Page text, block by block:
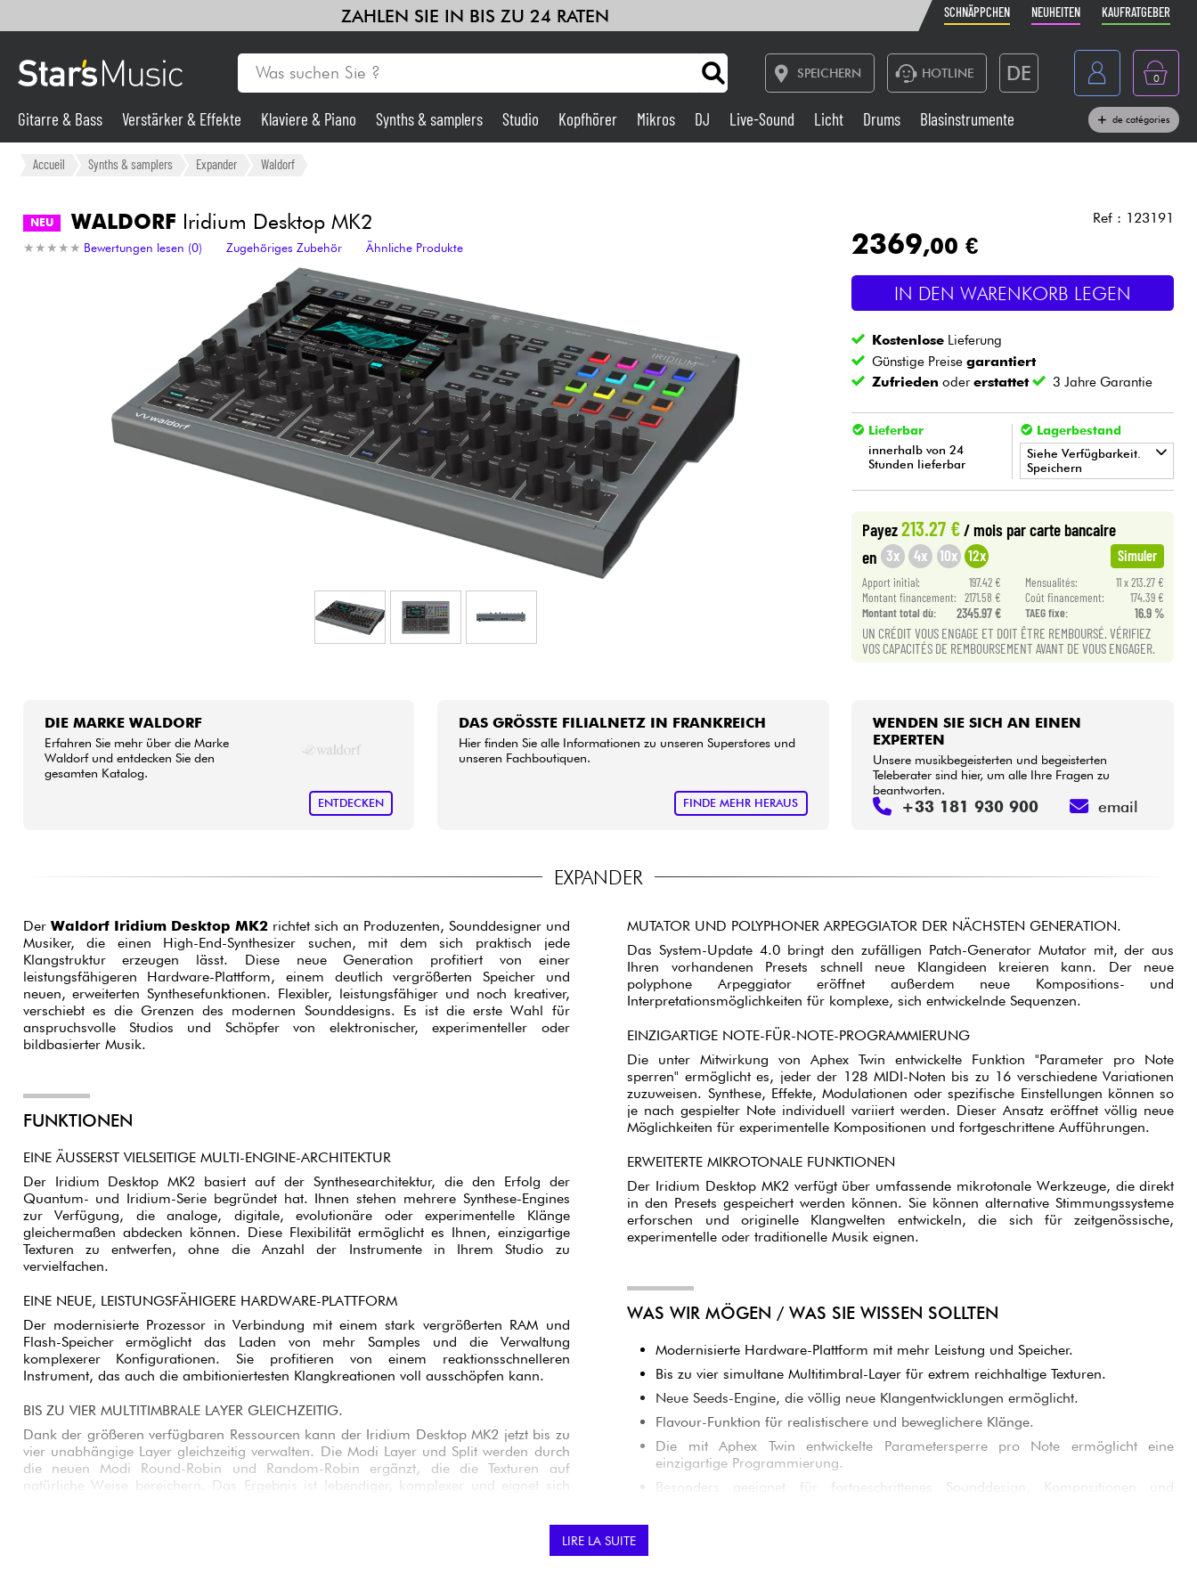
ZAHLEN SIE IN BIS ZU 24 RATEN SCHNÄPPCHEN NEUHEITEN KAUFRATGEBER
SPEICHERN HOTLINE DE
Belgique
Nederland
0
Gitarre & Bass
Synths & samplers
Live-Sound
Drums Blasinstrumente
Violinen & Quartett Kinder Kabel & Zubehöre
Bundle
Sehen Sie sich unsere Marken an
Gitarre & Bass Verstärker & Effekte Klaviere & Piano Synths & samplers Studio Kopfhörer Mikros DJ Live-Sound Licht Drums Blasinstrumente de catégories
Accueil Synths & samplers Expander Waldorf
NEU WALDORF Iridium Desktop MK2
★ ★ ★ ★ ★
★ ★ ★ ★ ★ Bewertungen lesen (0) Zugehöriges Zubehör Ähnliche Produkte
Ref : 123191
2369,00 €
IN DEN WARENKORB LEGEN
Kostenlose Lieferung
Günstige Preisegarantiert
Zufrieden odererstattet 3 Jahre Garantie
Lieferbar
innerhalb von 24
Stunden lieferbar
Lagerbestand
Siehe Verfügbarkeit.
Speichern
Payez213.27 €/ mois par carte bancaire
en 3x 4x 10x 12x Simuler
Apport initial: 197.42 € Mensualités:
11 x 213.27 €
Montant financement: 2171.58 € Coût financement:
174.39 €
Montant total dù:
2345.97 € TAEG fixe: 16.9 %
UN CRÉDIT VOUS ENGAGE ET DOIT ÊTRE REMBOURSÉ. VÉRIFIEZ
VOS CAPACITÉS DE REMBOURSEMENT AVANT DE VOUS ENGAGER.
DIE MARKE WALDORF
Erfahren Sie mehr über die Marke
Waldorf und entdecken Sie den
gesamten Katalog.
ENTDECKEN
DAS GRÖSSTE FILIALNETZ IN FRANKREICH
Hier finden Sie alle Informationen zu unseren Superstores und
unseren Fachboutiquen.
FINDE MEHR HERAUS
WENDEN SIE SICH AN EINEN
EXPERTEN
Unsere musikbegeisterten und begeisterten
Teleberater sind hier, um alle Ihre Fragen zu
beantworten.
+33 181 930 900 email
EXPANDER
Der Waldorf Iridium Desktop MK2richtet sich an Produzenten, Sounddesigner und
Musiker, die einen High-End-Synthesizer suchen, mit dem sich praktisch jede
Klangstruktur erzeugen lässt. Diese neue Generation profitiert von einer
leistungsfähigeren Hardware-Plattform, einem deutlich vergrößerten Speicher und
neuen, erweiterten Synthesefunktionen. Flexibler, leistungsfähiger und noch kreativer,
verschiebt es die Grenzen des modernen Sounddesigns. Es ist die erste Wahl für
anspruchsvolle Studios und Schöpfer von elektronischer, experimenteller oder
bildbasierter Musik.
FUNKTIONEN
EINE ÄUSSERST VIELSEITIGE MULTI-ENGINE-ARCHITEKTUR
Der Iridium Desktop MK2 basiert auf der Synthesearchitektur, die den Erfolg der
Quantum- und Iridium-Serie begründet hat. Ihnen stehen mehrere Synthese-Engines
zur Verfügung, die analoge, digitale, evolutionäre oder experimentelle Klänge
gleichermaßen abdecken können. Diese Flexibilität ermöglicht es Ihnen, einzigartige
Texturen zu entwerfen, ohne die Anzahl der Instrumente in Ihrem Studio zu
vervielfachen.
EINE NEUE, LEISTUNGSFÄHIGERE HARDWARE-PLATTFORM
Der modernisierte Prozessor in Verbindung mit einem stark vergrößerten RAM und
Flash-Speicher ermöglicht das Laden von mehr Samples und die Verwaltung
komplexerer Konfigurationen. Sie profitieren von einem reaktionsschnelleren
Instrument, das auch die ambitioniertesten Klangkreationen voll ausschöpfen kann.
BIS ZU VIER MULTITIMBRALE LAYER GLEICHZEITIG.
Dank der größeren verfügbaren Ressourcen kann der Iridium Desktop MK2 jetzt bis zu
vier unabhängige Layer gleichzeitig verwalten. Die Modi Layer und Split werden durch
die neuen Modi Round-Robin und Random-Robin ergänzt, die die Texturen auf
natürliche Weise bereichern. Das Ergebnis ist lebendiger, komplexer und eignet sich
MUTATOR UND POLYPHONER ARPEGGIATOR DER NÄCHSTEN GENERATION.
Das System-Update 4.0 bringt den zufälligen Patch-Generator Mutator mit, der aus
Ihren vorhandenen Presets schnell neue Klangideen kreieren kann. Der neue
polyphone Arpeggiator eröffnet außerdem neue Kompositions- und
Interpretationsmöglichkeiten für komplexe, sich entwickelnde Sequenzen.
EINZIGARTIGE NOTE-FÜR-NOTE-PROGRAMMIERUNG
Die unter Mitwirkung von Aphex Twin entwickelte Funktion "Parameter pro Note
sperren" ermöglicht es, jeder der 128 MIDI-Noten bis zu 16 verschiedene Variationen
zuzuweisen. Synthese, Effekte, Modulationen oder spezifische Einstellungen können so
je nach gespielter Note individuell variiert werden. Dieser Ansatz eröffnet völlig neue
Möglichkeiten für experimentelle Kompositionen und fortgeschrittene Aufführungen.
ERWEITERTE MIKROTONALE FUNKTIONEN
Der Iridium Desktop MK2 verfügt über umfassende mikrotonale Werkzeuge, die direkt
in den Presets gespeichert werden können. Sie können alternative Stimmungssysteme
erforschen und originelle Klangwelten entwickeln, die sich für zeitgenössische,
experimentelle oder traditionelle Musik eignen.
WAS WIR MÖGEN / WAS SIE WISSEN SOLLTEN
Modernisierte Hardware-Plattform mit mehr Leistung und Speicher.
Bis zu vier simultane Multitimbral-Layer für extrem reichhaltige Texturen.
Neue Seeds-Engine, die völlig neue Klangentwicklungen ermöglicht.
Flavour-Funktion für realistischere und beweglichere Klänge.
Die mit Aphex Twin entwickelte Parametersperre pro Note ermöglicht eine
einzigartige Programmierung.
Besonders geeignet für fortgeschrittenes Sounddesign, Kompositionen und
LIRE LA SUITE